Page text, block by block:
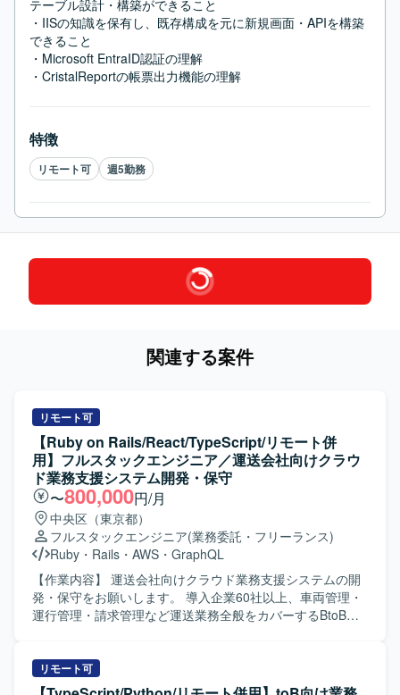
テーブル設計・構築ができること
・IISの知識を保有し、既存構成を元に新規画面・APIを構築
できること
・Microsoft EntraID認証の理解
・CristalReportの帳票出力機能の理解
特徴
リモート可 週5勤務
関連する案件
リモート可
【Ruby on Rails/React/TypeScript/リモート併
用】フルスタックエンジニア／運送会社向けクラウ
ド業務支援システム開発・保守
〜800,000円/月
中央区（東京都）
フルスタックエンジニア(業務委託・フリーランス)
Ruby ・ Rails ・ AWS ・ GraphQL
【作業内容】 運送会社向けクラウド業務支援システムの開
発・保守をお願いします。 導入企業60社以上、車両管理・
運行管理・請求管理など運送業務全般をカバーするBtoB
す。 既存機能の改善・バグ修正を行います。 コードレビュ
ー、テスト整備を行います。 PMI（事業譲渡後の統合）に
リモート可